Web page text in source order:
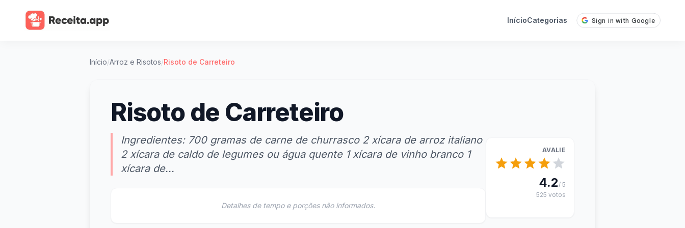
InícioCategorias
Início/Arroz e Risotos/Risoto de Carreteiro
Risoto de Carreteiro
Ingredientes: 700 gramas de carne de churrasco 2 xícara de arroz italiano
2 xícara de caldo de legumes ou água quente 1 xícara de vinho branco 1
xícara de...
Detalhes de tempo e porções não informados.
AVALIE
4.2/ 5
525 votos